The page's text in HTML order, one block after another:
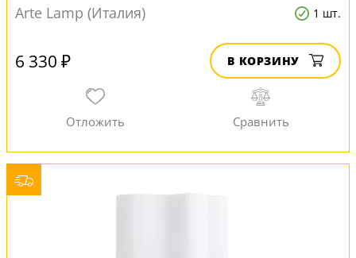
Arte Lamp (Италия) 1 шт.
6 330 ₽ В КОРЗИНУ